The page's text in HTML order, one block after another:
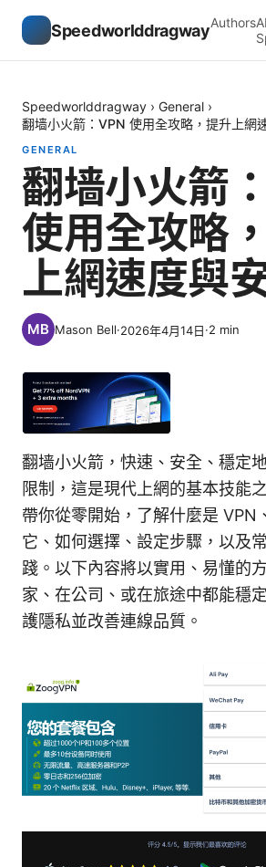
SpeedworlddragwayAuthors
Speedworlddragway › General ›
翻墙小火箭：VPN 使用全攻略，提升上網
GENERAL
翻墙小火箭
使用全攻略
上網速度與
Mason Bell·2026年4月14日·2 min
翻墙小火箭，快速、安全、穩定
限制，這是現代上網的基本技能
帶你從零開始，了解什麼是 VPN
它、如何選擇、設定步驟，以及
踐。以下內容將以實用、易懂的
家、在公司、或在旅途中都能穩
護隱私並改善連線品質。